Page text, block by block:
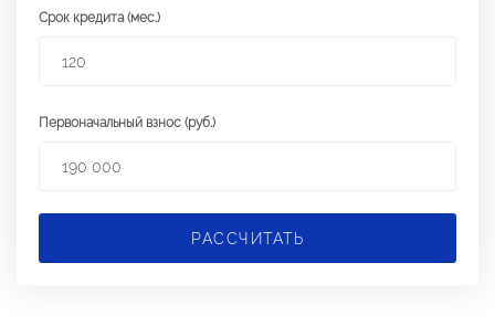
Срок кредита (мес.)
Первоначальный взнос (руб.)
РАССЧИТАТЬ